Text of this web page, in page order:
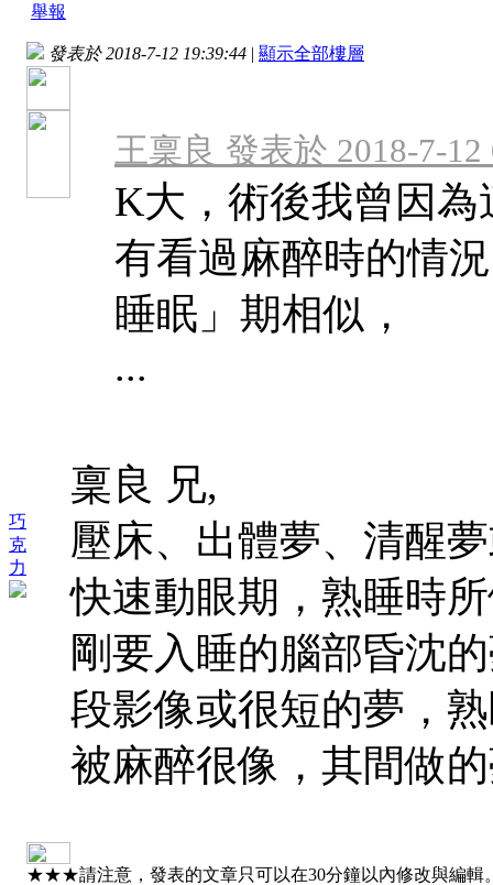
舉報
巧
克
力
發表於 2018-7-12 19:39:44 | 顯示全部樓層
王稟良 發表於 2018-7-12
K大，術後我曾因
有看過麻醉時的情
睡眠」期相似，
...
稟良 兄,
壓床、出體夢、清醒
快速動眼期，熟睡時
剛要入睡的腦部昏沈
段影像或很短的夢，
被麻醉很像，其間做
★★★請注意，發表的文章只可以在30分鐘以內修改與編